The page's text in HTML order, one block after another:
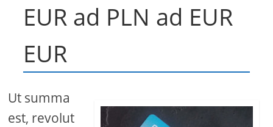
EUR ad PLN ad EUR
EUR
Ut summa
est, revolut